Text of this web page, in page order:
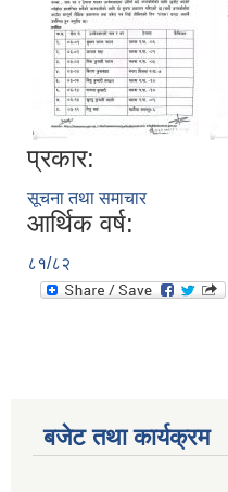
प्रकार:
सूचना तथा समाचार
आर्थिक वर्ष:
८१/८२
बजेट तथा कार्यक्रम